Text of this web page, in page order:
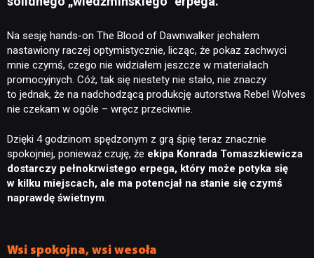
Na sesję hands-on The Blood of Dawnwalker jechałem
nastawiony raczej optymistycznie, licząc, że pokaz zachwyci
mnie czymś, czego nie widziałem jeszcze w materiałach
promocyjnych. Cóż, tak się niestety nie stało, nie znaczy
to jednak, że na nadchodzącą produkcję autorstwa Rebel Wolves
nie czekam w ogóle – wręcz przeciwnie.
Dzięki 4 godzinom spędzonym z grą śpię teraz znacznie
spokojniej, ponieważ czuję, że ekipa Konrada Tomaszkiewicza
dostarczy pełnokrwistego erpega, który może potyka się
w kilku miejscach, ale ma potencjał na stanie się czymś
naprawdę świetnym.
Wsi spokojna, wsi wesoła